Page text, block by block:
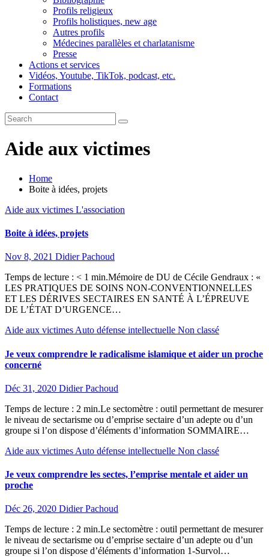
Profils religieux
Profils holistiques, new age
Autres profils
Médecines parallèles et charlatanisme
Presse
Actions et services
Vidéos, Youtube, TikTok, podcast, etc.
Formations
Contact
Aide aux victimes
Home
Boite à idées, projets
Aide aux victimes L'association
Boite à idées, projets
Nov 8, 2021 Didier Pachoud
Temps de lecture : < 1 min.Mémoire de DU de Cécile Gendraux : «
LES PRATIQUES DE SOINS NON-CONVENTIONNELLES
ET LES DÉRIVES SECTAIRES EN SANTÉ À L’ÉPREUVE
DE L’ÉTAT D’URGENCE…
Aide aux victimesAuto défense intellectuelle Non classé
Je veux comprendre le radicalisme islamique et aider un proche
concerné
Déc 31, 2020 Didier Pachoud
Temps de lecture : 2 min.Le sectomètre : outil permettant de mesurer
le niveau de sectarisme ou d’emprise sectaire d’un adepte ou d’un
groupe si l’on dispose d’éléments d’information SOMMAIRE…
Aide aux victimes Auto défense intellectuelle Non classé
Je veux comprendre les sectes, l’emprise mentale et aider un
proche
Déc 26, 2020 Didier Pachoud
Temps de lecture : 2 min.Le sectomètre : outil permettant de mesurer
le niveau de sectarisme ou d’emprise sectaire d’un adepte ou d’un
groupe si l’on dispose d’éléments d’information 1-Survol…